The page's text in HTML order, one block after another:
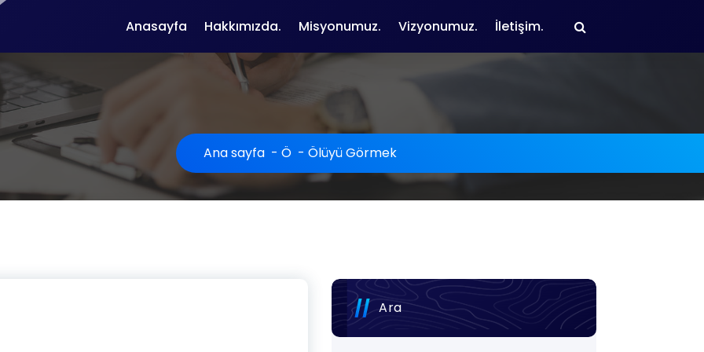
Anasayfa Hakkımızda. Misyonumuz. Vizyonumuz. İletişim.
Ana sayfa - Ö - Ölüyü Görmek
Ara